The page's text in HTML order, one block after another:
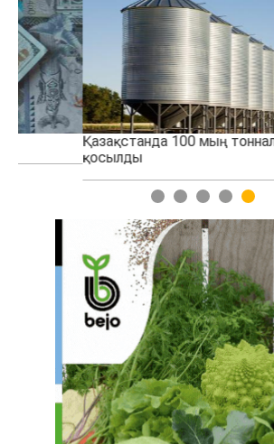
Қазақстанда 100 мың тонналық
1 2 3 4 5